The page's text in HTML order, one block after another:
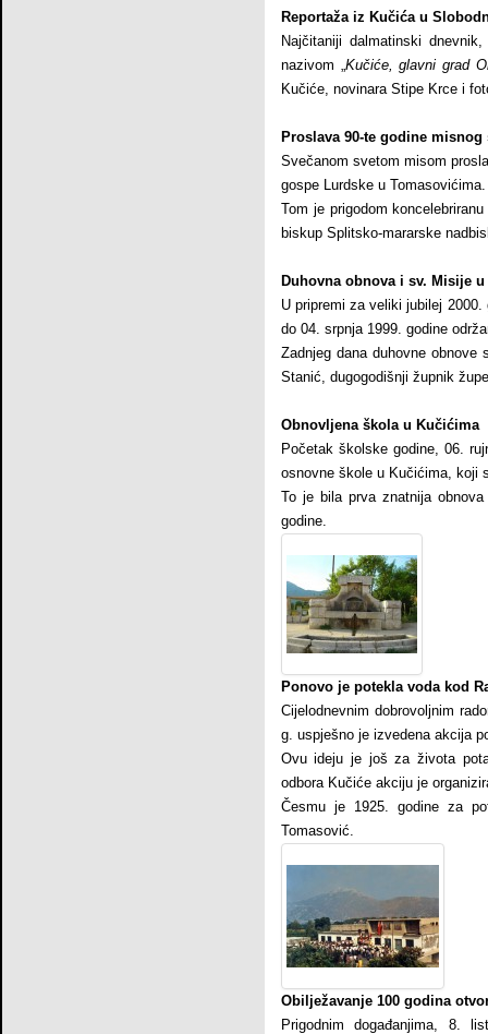
Reportaža iz Kučića u
Najčitaniji dalmatinski
nazivom „ Kučiće, glavni grad
Kučiće, novinara Stipe Krce i
Proslava 90-te godine
Svečanom svetom misom
gospe Lurdske u Tomasovićima.
Tom je prigodom
biskup Splitsko-mararske
Duhovna obnova i sv. Misije
U pripremi za veliki jubilej
do 04. srpnja 1999. godine
Zadnjeg dana duhovne
Stanić, dugogodišnji župnik
Obnovljena škola u Kučićima
Početak školske godine, 06.
osnovne škole u Kučićima, koji
To je bila prva znatnija
godine.
Ponovo je potekla voda kod
Cijelodnevnim dobrovoljnim
g. uspješno je izvedena akcija
Ovu ideju je još za života
odbora Kučiće akciju je
Česmu je 1925. godine za
Tomasović.
Obilježavanje 100 godina
Prigodnim događanjima, 8.